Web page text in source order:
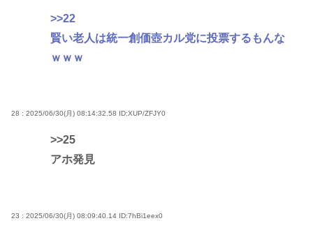
>>22
賢い老人は統一創価壺カル党に投票するもんな
ｗｗｗ
28 : 2025/06/30(月) 08:14:32.58 ID:XUP/ZFJY0
>>25
アホ発見
23 : 2025/06/30(月) 08:09:40.14 ID:7hBi1eex0